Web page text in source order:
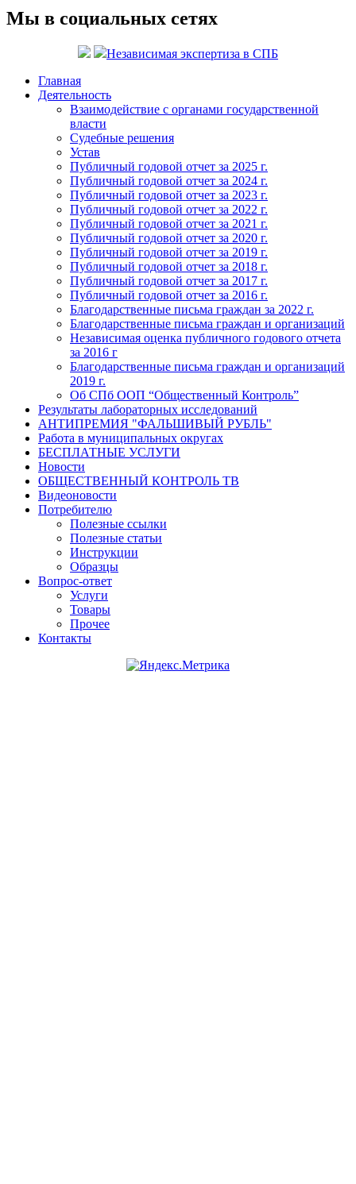
Мы в социальных сетях
Независимая экспертиза в СПБ
Главная
Деятельность
Взаимодействие с органами государственной
власти
Судебные решения
Устав
Публичный годовой отчет за 2025 г.
Публичный годовой отчет за 2024 г.
Публичный годовой отчет за 2023 г.
Публичный годовой отчет за 2022 г.
Публичный годовой отчет за 2021 г.
Публичный годовой отчет за 2020 г.
Публичный годовой отчет за 2019 г.
Публичный годовой отчет за 2018 г.
Публичный годовой отчет за 2017 г.
Публичный годовой отчет за 2016 г.
Благодарственные письма граждан за 2022 г.
Благодарственные письма граждан и организаций
Независимая оценка публичного годового отчета
за 2016 г
Благодарственные письма граждан и организаций
2019 г.
Об СПб ООП “Общественный Контроль”
Результаты лабораторных исследований
АНТИПРЕМИЯ "ФАЛЬШИВЫЙ РУБЛЬ"
Работа в муниципальных округах
БЕСПЛАТНЫЕ УСЛУГИ
Новости
ОБЩЕСТВЕННЫЙ КОНТРОЛЬ ТВ
Видеоновости
Потребителю
Полезные ссылки
Полезные статьи
Инструкции
Образцы
Вопрос-ответ
Услуги
Товары
Прочее
Контакты